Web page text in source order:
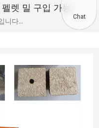
렛 밀 구입 가능
니다… Chat